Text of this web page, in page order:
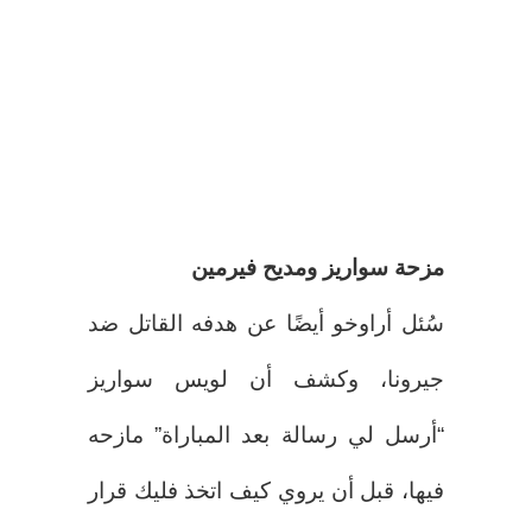
مزحة سواريز ومديح فيرمين
سُئل أراوخو أيضًا عن هدفه القاتل ضد
جيرونا، وكشف أن لويس سواريز
“أرسل لي رسالة بعد المباراة” مازحه
فيها، قبل أن يروي كيف اتخذ فليك قرار